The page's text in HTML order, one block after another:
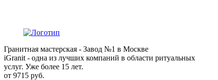
Гранитная мастерская - Завод №1 в Москве
iGranit - одна из лучших компаний в области ритуальных
услуг. Уже более 15 лет.
от 9715 руб.